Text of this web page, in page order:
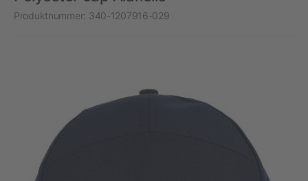
Produktnummer: 340-1207916-029